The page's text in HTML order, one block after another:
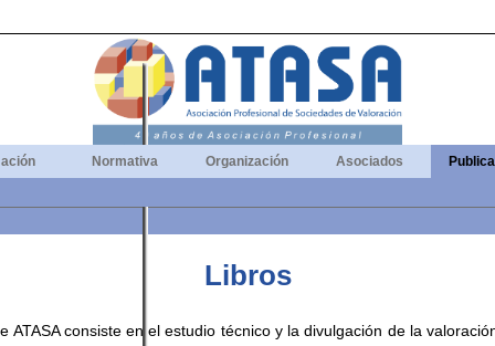
Normativa Organización Asociados
Libros
ATASA consiste en el estudio técnico y la divulgación de la